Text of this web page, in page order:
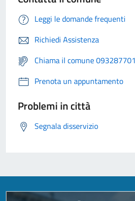
Leggi le domande frequenti
Richiedi Assistenza
Chiama il comune
Prenota un appuntamento
Problemi in città
Segnala disservizio